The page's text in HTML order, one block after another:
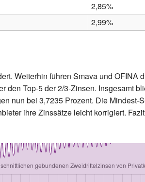
2,85%
2,99%
Weiterhin führen Smava und OFINA
den Top-5 der 2/3-Zinsen. Insgesamt
nun bei 3,7235 Prozent. Die Mindest-
ihre Zinssätze leicht korrigiert.